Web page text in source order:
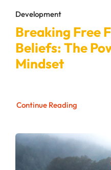
Development
Breaking Free
Beliefs: The
Mindset
Continue Reading